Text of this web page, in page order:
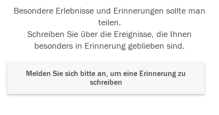
Besondere Erlebnisse und Erinnerungen sollte man
teilen.
Schreiben Sie über die Ereignisse, die Ihnen
besonders in Erinnerung geblieben sind.
Melden Sie sich bitte an, um eine Erinnerung zu
schreiben